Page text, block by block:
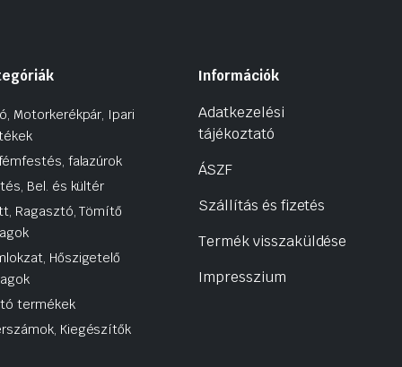
Motorkerékpár, Ipari
falazúrok
Bel. és kültér
Ragasztó, Tömítő
Hőszigetelő
termékek
Kiegészítők
Információk
Adatkezelési
tájékoztató
ÁSZF
Szállítás és fizetés
Termék visszaküldése
Impresszium